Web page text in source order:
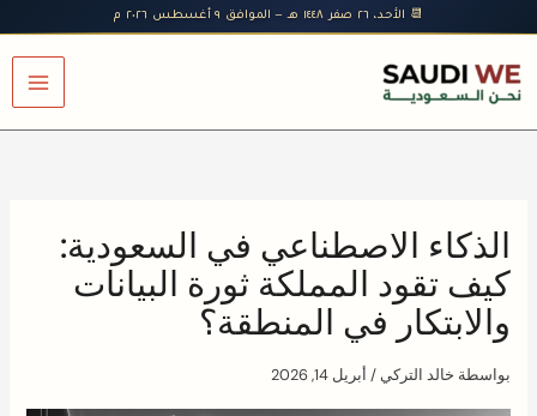
📆 الأحد، ٢٦ صفر ١٤٤٨ هـ — الموافق ٩ أغسطس ٢٠٢٦ م
المحتوى
الذكاء الاصطناعي في السعودية:
كيف تقود المملكة ثورة البيانات
والابتكار في المنطقة؟
بواسطة خالد التركي/ أبريل 14, 2026